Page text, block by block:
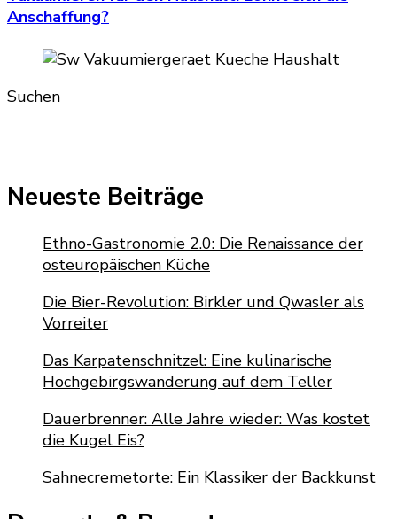
Anschaffung?
Suchen
Neueste Beiträge
Ethno-Gastronomie 2.0: Die Renaissance der
osteuropäischen Küche
Die Bier-Revolution: Birkler und Qwasler als
Vorreiter
Das Karpatenschnitzel: Eine kulinarische
Hochgebirgswanderung auf dem Teller
Dauerbrenner: Alle Jahre wieder: Was kostet
die Kugel Eis?
Sahnecremetorte: Ein Klassiker der Backkunst